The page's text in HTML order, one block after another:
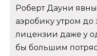
Роберт Дауни
аэробику утром до
лицензии даже у
бы большим